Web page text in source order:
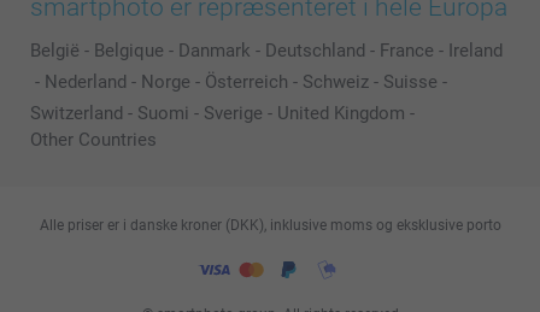
smartphoto er repræsenteret i hele Europa
België - Belgique - Danmark - Deutschland - France - Ireland
- Nederland - Norge - Österreich - Schweiz - Suisse -
Switzerland - Suomi - Sverige - United Kingdom -
Other Countries
Alle priser er i danske kroner (DKK), inklusive moms og eksklusive porto